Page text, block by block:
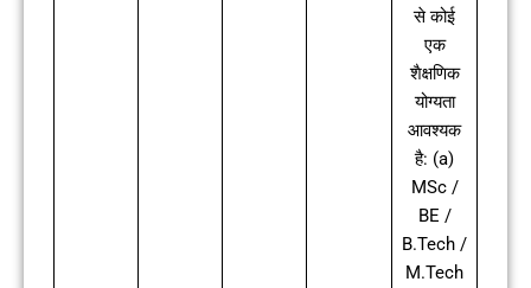
से कोई
एक
शैक्षणिक
योग्यता
आवश्यक
है: (a)
MSc /
BE /
B.Tech /
M.Tech